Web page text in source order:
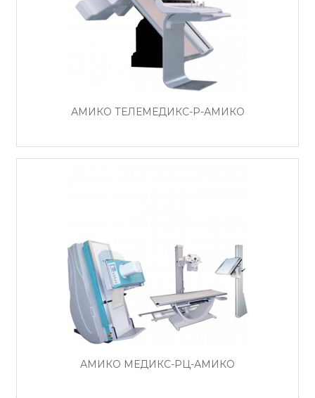
АМИКО ТЕЛЕМЕДИКС-Р-АМИКО
АМИКО МЕДИКС-РЦ-АМИКО